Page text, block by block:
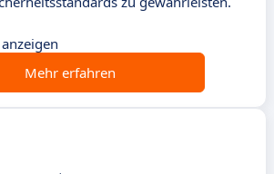
Mehr erfahren